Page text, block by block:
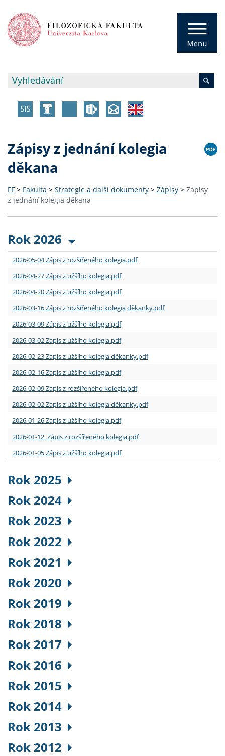
Zápisy z jednání kolegia
děkana
FF > Fakulta > Strategie a další dokumenty > Zápisy > Zápisy
z jednání kolegia děkana
Rok 2026
2026-05-04 Zápis z rozšířeného kolegia.pdf
2026-04-27 Zápis z užšího kolegia.pdf
2026-04-20 Zápis z užšího kolegia.pdf
2026-03-16 Zápis z rozšířeného kolegia děkanky.pdf
2026-03-09 Zápis z užšího kolegia.pdf
2026-03-02 Zápis z užšího kolegia.pdf
2026-02-23 Zápis z užšího kolegia děkanky.pdf
2026-02-16 Zápis z užšího kolegia.pdf
2026-02-09 Zápis z rozšířeného kolegia.pdf
2026-02-02 Zápis z užšího kolegia děkanky.pdf
2026-01-26 Zápis z užšího kolegia.pdf
2026-01-12 Zápis z rozšířeného kolegia.pdf
2026-01-05 Zápis z užšího kolegia.pdf
Rok 2025
Rok 2024
Rok 2023
Rok 2022
Rok 2021
Rok 2020
Rok 2019
Rok 2018
Rok 2017
Rok 2016
Rok 2015
Rok 2014
Rok 2013
Rok 2012